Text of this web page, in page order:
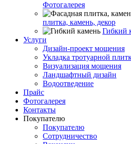
Фотогалерея
плитка, камень, декор
Гибкий
Услуги
Дизайн-проект мощения
Укладка тротуарной
Визуализация мощения
Ландшафтный дизайн
Водоотведение
Прайс
Фотогалерея
Контакты
Покупателю
Покупателю
Сотрудничество